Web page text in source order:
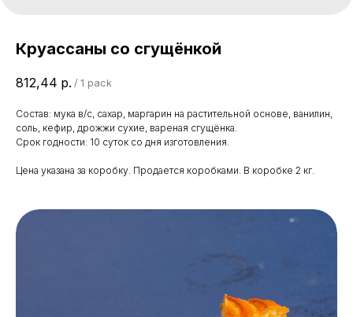
Круассаны со сгущёнкой
812,44 р. / 1 pack
Состав: мука в/с, сахар, маргарин на растительной основе, ванилин,
соль, кефир, дрожжи сухие, вареная сгущёнка.
Срок годности: 10 суток со дня изготовления.
Цена указана за коробку. Продается коробками. В коробке 2 кг.